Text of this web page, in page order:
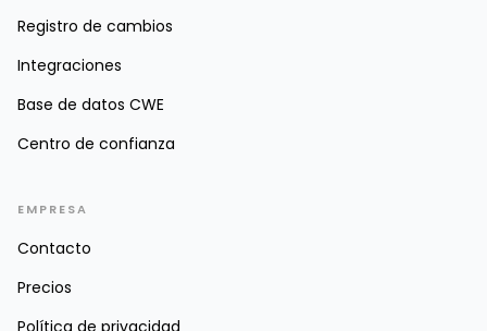
Registro de cambios
Integraciones
Base de datos CWE
Centro de confianza
EMPRESA
Contacto
Precios
Política de privacidad